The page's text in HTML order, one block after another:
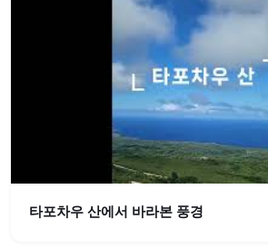
타포차우 산에서 바라본 풍경